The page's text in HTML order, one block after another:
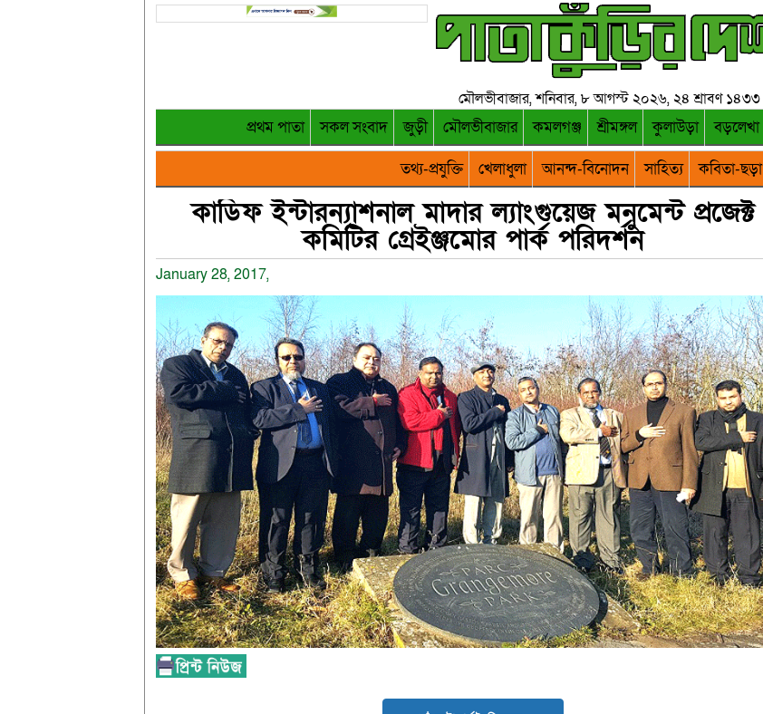
মৌলভীবাজার, শনিবার, ৮ আগস্ট ২০২৬, ২৪ শ্রাবণ ১৪৩৩
প্রথম পাতা সকল সংবাদ জুড়ী মৌলভীবাজার কমলগঞ্জ শ্রীমঙ্গল কুলাউড়া বড়লেখা
তথ্য-প্রযুক্তি
খেলাধুলা আনন্দ-বিনোদন সাহিত্য কবিতা-ছড়া
কার্ডিফ ইন্টারন্যাশনাল মাদার ল্যাংগুয়েজ মনুমেন্ট প্রজেক্ট
কমিটির গ্রেইঞ্জমোর পার্ক পরিদর্শন
January 28, 2017,